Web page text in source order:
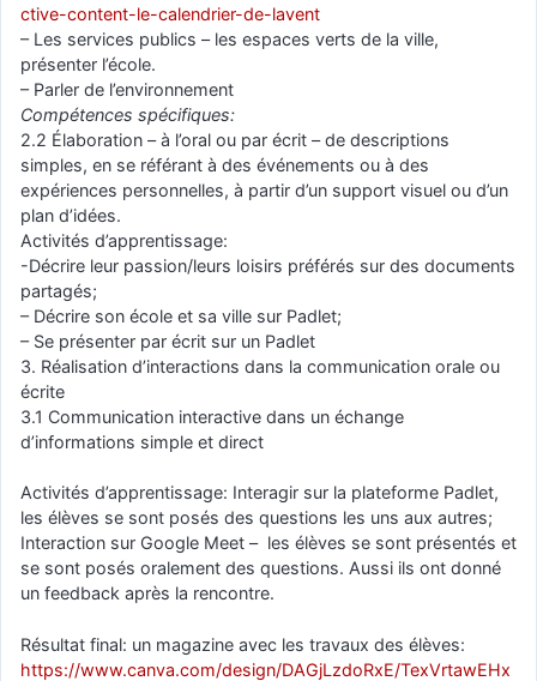
ctive-content-le-calendrier-de-lavent
– Les services publics – les espaces verts de la ville,
présenter l’école.
– Parler de l’environnement
Compétences spécifiques:
2.2 Élaboration – à l’oral ou par écrit – de descriptions
simples, en se référant à des événements ou à des
expériences personnelles, à partir d’un support visuel ou d’un
plan d’idées.
Activités d’apprentissage:
-Décrire leur passion/leurs loisirs préférés sur des documents
partagés;
– Décrire son école et sa ville sur Padlet;
– Se présenter par écrit sur un Padlet
3. Réalisation d’interactions dans la communication orale ou
écrite
3.1 Communication interactive dans un échange
d’informations simple et direct
Activités d’apprentissage: Interagir sur la plateforme Padlet,
les élèves se sont posés des questions les uns aux autres;
Interaction sur Google Meet – les élèves se sont présentés et
se sont posés oralement des questions. Aussi ils ont donné
un feedback après la rencontre.
Résultat final: un magazine avec les travaux des élèves:
https://www.canva.com/design/DAGjLzdoRxE/TexVrtawEHx